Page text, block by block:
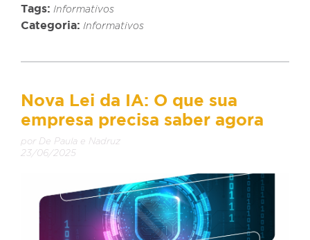
Tags: Informativos
Categoria: Informativos
Nova Lei da IA: O que sua
empresa precisa saber agora
por De Paula e Nadruz
23/06/2025